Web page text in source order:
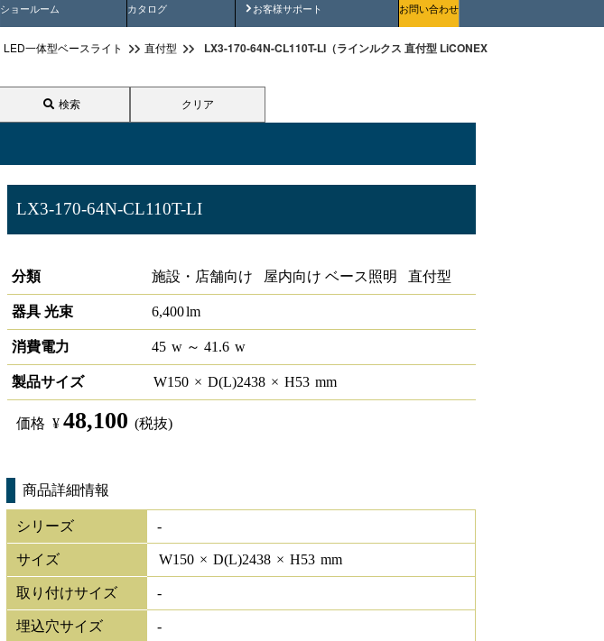
ショールーム カタログ お客様サポート
安全にご使用いただくためにお問い合わせ
LED一体型ベースライト 直付型 LX3-170-64N-CL110T-LI（ラインルクス 直付型 LiCONEX 110形 幅150 ）
検索 クリア
LX3-170-64N-CL110T-LI
分類
施設・店舗向け 屋内向け ベース照明 直付型
器具 光束 6,400lm
消費電力 45 w ～ 41.6 w
製品サイズ W150 × D(L)2438 × H53 mm
価格 ¥ 48,100 (税抜)
商品詳細情報
シリーズ -
サイズ W150 × D(L)2438 × H53 mm
取り付けサイズ -
埋込穴サイズ -